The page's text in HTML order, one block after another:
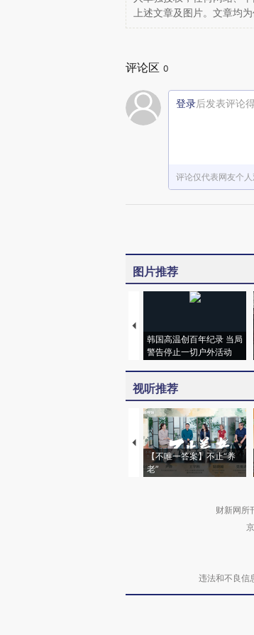
上述文章及图片。文章均
评论区 0
登录后发表评论
评论仅代表网友个
图片推荐
韩国高温创百年纪录 当局
警告停止一切户外活动
视听推荐
【不唯一答案】不止“养
老”
财新网所
违法和不良